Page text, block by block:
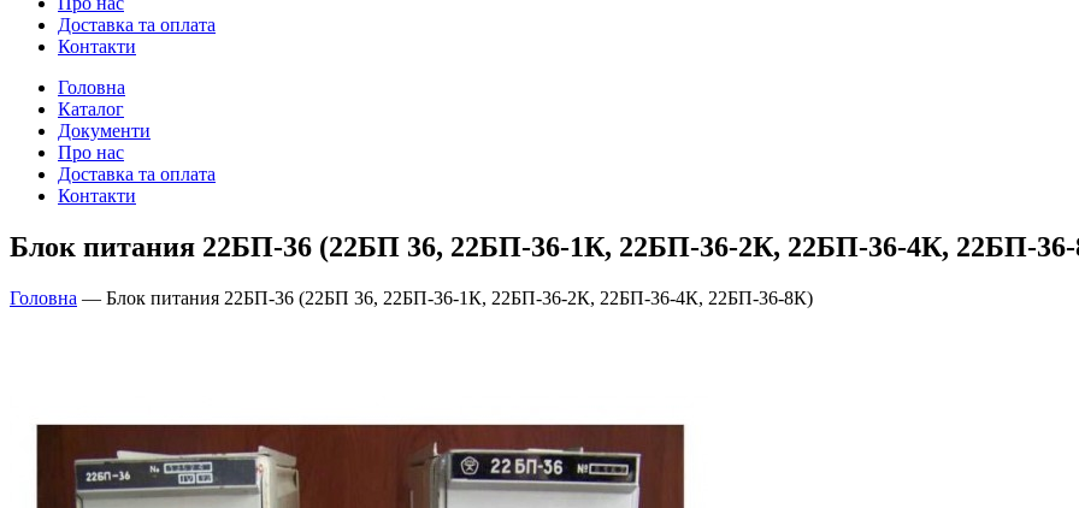
Доставка та оплата
Контакти
Головна
Каталог
Документи
Про нас
Доставка та оплата
Контакти
Блок питания 22БП-36 (22БП 36, 22БП-36-1К, 22БП-36-2К, 22БП-36-4К, 22БП-
Головна — Блок питания 22БП-36 (22БП 36, 22БП-36-1К, 22БП-36-2К, 22БП-36-4К, 22БП-36-8К)